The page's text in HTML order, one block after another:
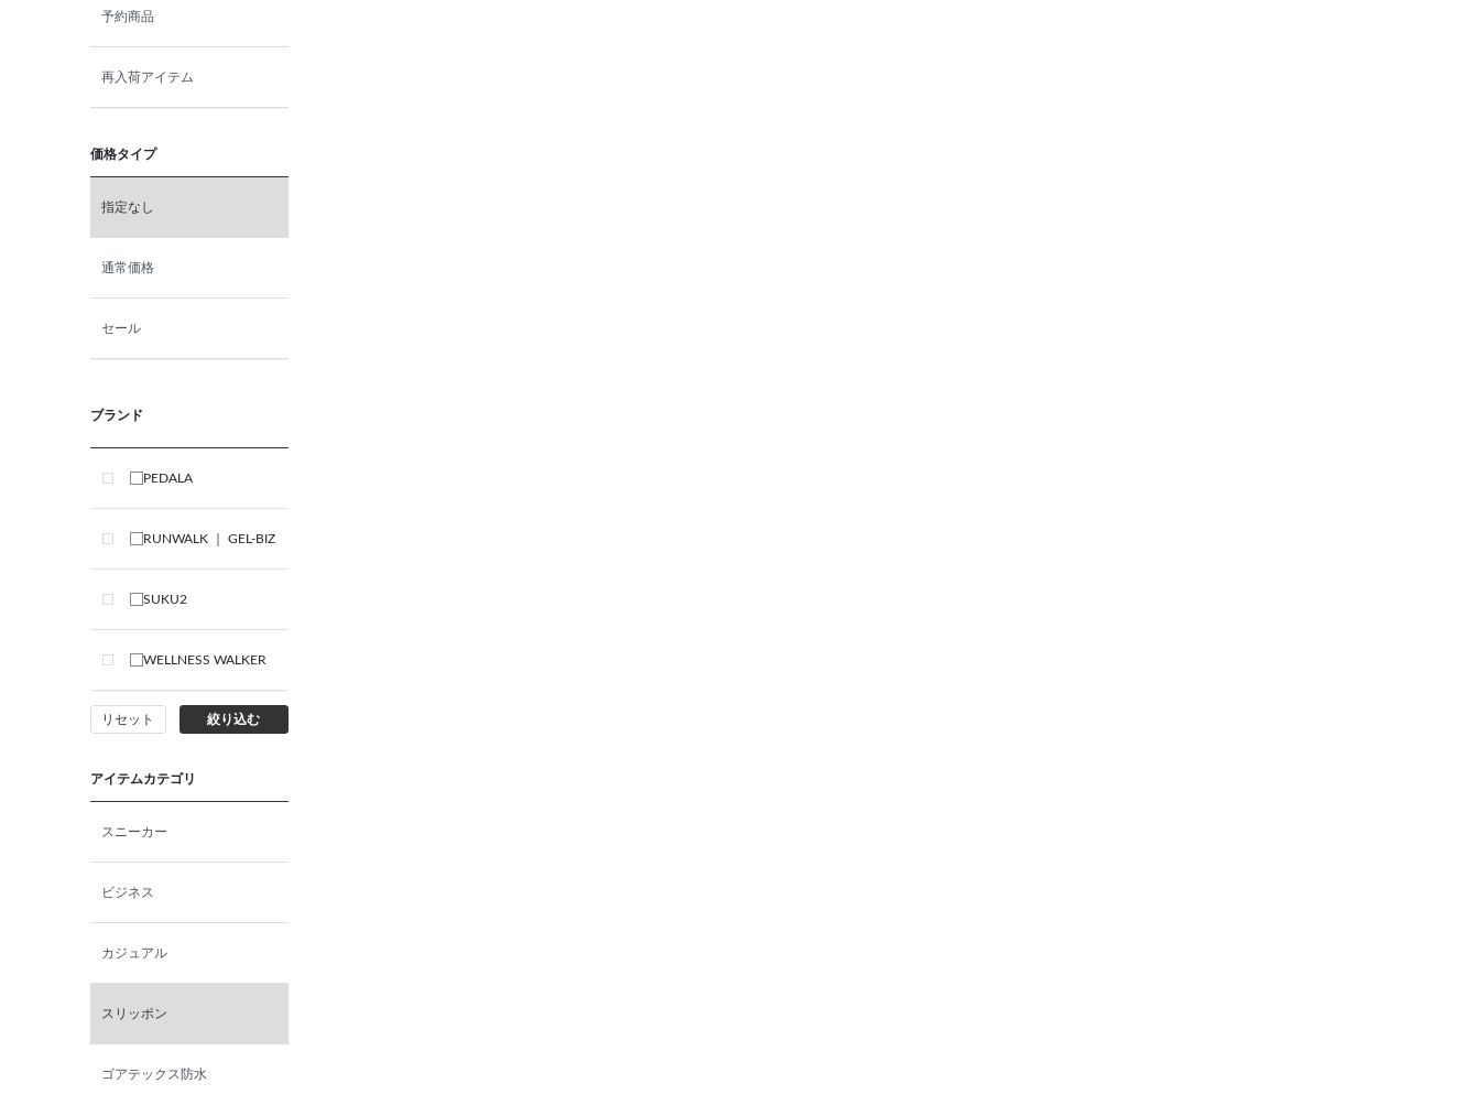
7.0cm
予約商品
再入荷アイテム
価格タイプ
指定なし
通常価格
セール
ブランド
PEDALA
RUNWALK ｜ GEL-BIZ
SUKU2
WELLNESS WALKER
リセット 絞り込む
アイテムカテゴリ
スニーカー
ビジネス
カジュアル
スリッポン
ゴアテックス防水